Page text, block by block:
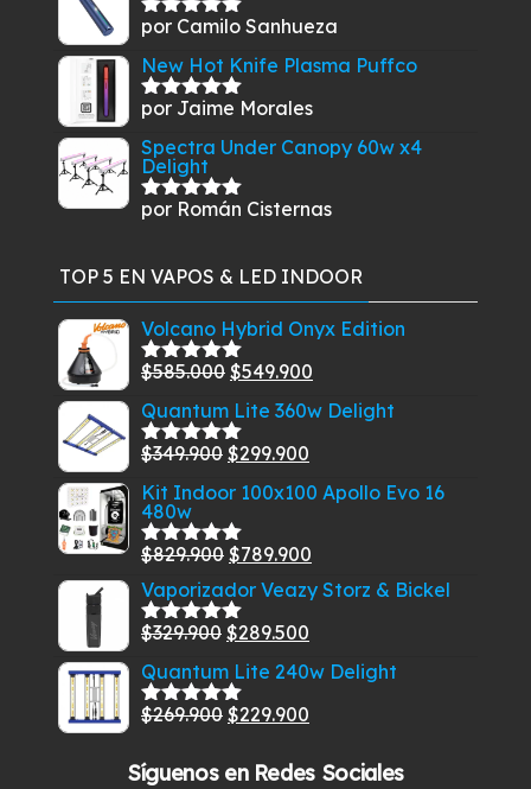
Valorado
por Camilo Sanhueza
New Hot Knife Plasma Puffco
Valorado
por Jaime Morales
Spectra Under Canopy 60w x4
Delight
Valorado
por Román Cisternas
TOP 5 EN VAPOS & LED INDOOR
Volcano Hybrid Onyx Edition
Valorado
5
$585.000 El
precio
original
era:
$585.000.
$549.900
precio
$549.900.
Quantum Lite 360w Delight
Valorado
5
$349.900 El
precio
era:
$349.900.
$299.900
precio
$299.900.
Kit Indoor 100x100 Apollo Evo 16
480w
Valorado
con
5.00
de
5
$829.900 El
precio
original
era:
$829.900.
$789.900
precio
$789.900.
Vaporizador Veazy Storz & Bickel
Valorado
5
$329.900 El
precio
original
era:
$289.500
precio
es:
Quantum Lite 240w Delight
Valorado
5
$269.900 El
original
$229.900
actual
Síguenos en Redes Sociales